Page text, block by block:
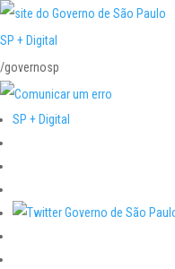
SP + Digital
/governosp
SP + Digital